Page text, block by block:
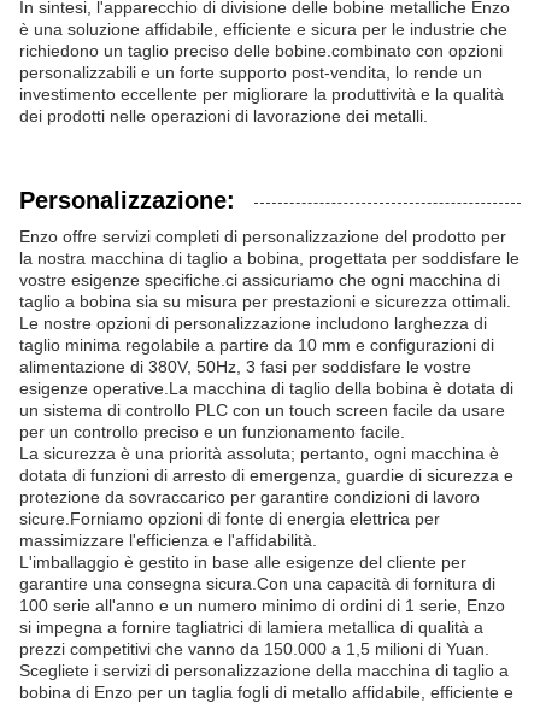
In sintesi, l'apparecchio di divisione delle bobine metalliche Enzo
è una soluzione affidabile, efficiente e sicura per le industrie che
richiedono un taglio preciso delle bobine.combinato con opzioni
personalizzabili e un forte supporto post-vendita, lo rende un
investimento eccellente per migliorare la produttività e la qualità
dei prodotti nelle operazioni di lavorazione dei metalli.
Personalizzazione:
Enzo offre servizi completi di personalizzazione del prodotto per
la nostra macchina di taglio a bobina, progettata per soddisfare le
vostre esigenze specifiche.ci assicuriamo che ogni macchina di
taglio a bobina sia su misura per prestazioni e sicurezza ottimali.
Le nostre opzioni di personalizzazione includono larghezza di
taglio minima regolabile a partire da 10 mm e configurazioni di
alimentazione di 380V, 50Hz, 3 fasi per soddisfare le vostre
esigenze operative.La macchina di taglio della bobina è dotata di
un sistema di controllo PLC con un touch screen facile da usare
per un controllo preciso e un funzionamento facile.
La sicurezza è una priorità assoluta; pertanto, ogni macchina è
dotata di funzioni di arresto di emergenza, guardie di sicurezza e
protezione da sovraccarico per garantire condizioni di lavoro
sicure.Forniamo opzioni di fonte di energia elettrica per
massimizzare l'efficienza e l'affidabilità.
L'imballaggio è gestito in base alle esigenze del cliente per
garantire una consegna sicura.Con una capacità di fornitura di
100 serie all'anno e un numero minimo di ordini di 1 serie, Enzo
si impegna a fornire tagliatrici di lamiera metallica di qualità a
prezzi competitivi che vanno da 150.000 a 1,5 milioni di Yuan.
Scegliete i servizi di personalizzazione della macchina di taglio a
bobina di Enzo per un taglia fogli di metallo affidabile, efficiente e